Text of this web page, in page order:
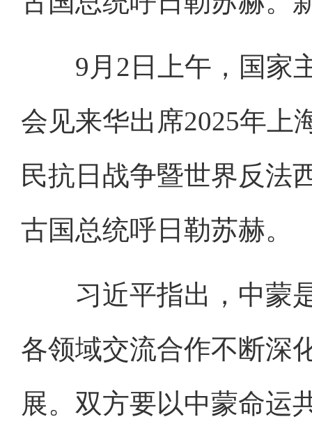
9月2日上午，国家主
会见来华出席2025年上
民抗日战争暨世界反法
古国总统呼日勒苏赫。
习近平指出，中蒙是
各领域交流合作不断深
展。双方要以中蒙命运